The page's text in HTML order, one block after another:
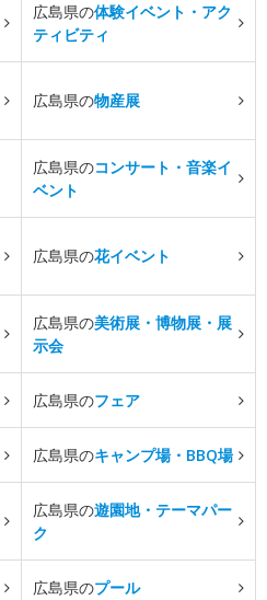
広島県の体験イベント・アク
ティビティ
広島県の物産展
広島県のコンサート・音楽イ
ベント
広島県の花イベント
広島県の美術展・博物展・展
示会
広島県のフェア
広島県のキャンプ場・BBQ場
広島県の遊園地・テーマパー
ク
広島県のプール